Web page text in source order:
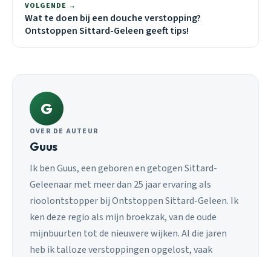
VOLGENDE →
Wat te doen bij een douche verstopping?
Ontstoppen Sittard-Geleen geeft tips!
G
OVER DE AUTEUR
Guus
Ik ben Guus, een geboren en getogen Sittard-
Geleenaar met meer dan 25 jaar ervaring als
rioolontstopper bij Ontstoppen Sittard-Geleen. Ik
ken deze regio als mijn broekzak, van de oude
mijnbuurten tot de nieuwere wijken. Al die jaren
heb ik talloze verstoppingen opgelost, vaak